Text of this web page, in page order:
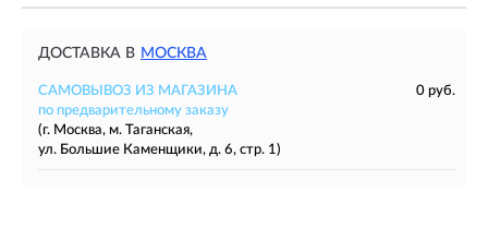
ДОСТАВКА В МОСКВА
САМОВЫВОЗ ИЗ МАГАЗИНА
0 руб.
по предварительному заказу
(г. Москва, м. Таганская,
ул. Большие Каменщики, д. 6, стр. 1)